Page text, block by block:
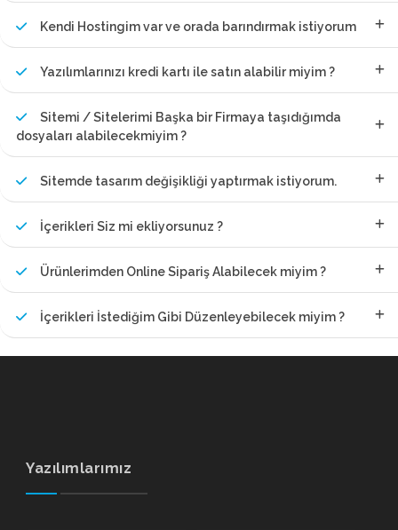
Kendi Hostingim var ve orada barındırmak istiyorum
Yazılımlarınızı kredi kartı ile satın alabilir miyim ?
Sitemi / Sitelerimi Başka bir Firmaya taşıdığımda
dosyaları alabilecekmiyim ?
Sitemde tasarım değişikliği yaptırmak istiyorum.
İçerikleri Siz mi ekliyorsunuz ?
Ürünlerimden Online Sipariş Alabilecek miyim ?
İçerikleri İstediğim Gibi Düzenleyebilecek miyim ?
Yazılımlarımız